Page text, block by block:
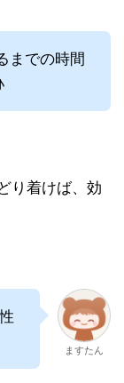
までの時間
り着けば、効
ますたん